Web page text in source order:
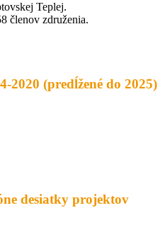
Teplej.
členov združenia.
(predĺžené do 2025)
desiatky projektov